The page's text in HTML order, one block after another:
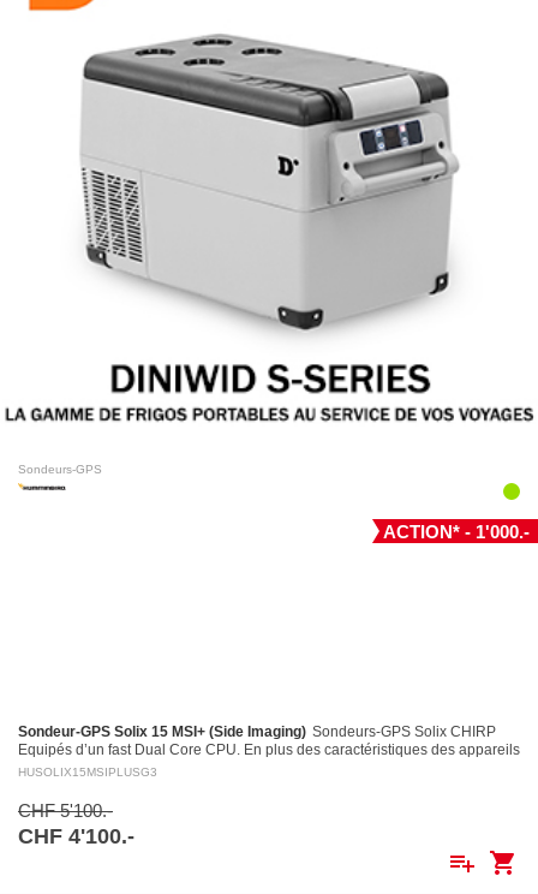
Sondeurs-GPS
ACTION* - 1'000.-
Sondeur-GPS Solix 15 MSI+ (Side Imaging) Sondeurs-GPS Solix CHIRP
Equipés d’un fast Dual Core CPU. En plus des caractéristiques des appareils
Helix, entre autres le puissant système…
HUSOLIX15MSIPLUSG3
CHF 5'100.-
CHF 4'100.-
playlist_add shopping_cart